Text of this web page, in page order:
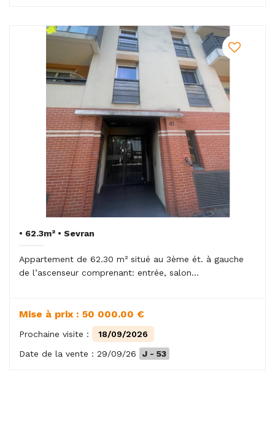
• 62.3m² • Sevran
Appartement de 62.30 m² situé au 3ème ét. à gauche
de l’ascenseur comprenant: entrée, salon...
Mise à prix : 50 000.00 €
Prochaine visite :
18/09/2026
Date de la vente : 29/09/26
J - 53